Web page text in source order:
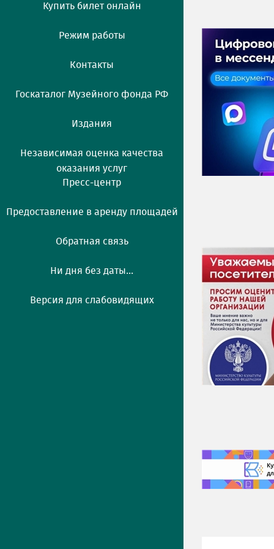
Купить билет онлайн
Режим работы
Контакты
Госкаталог Музейного фонда РФ
Издания
Независимая оценка качества
оказания услуг
Пресс-центр
Предоставление в аренду площадей
Обратная связь
Ни дня без даты...
Версия для слабовидящих